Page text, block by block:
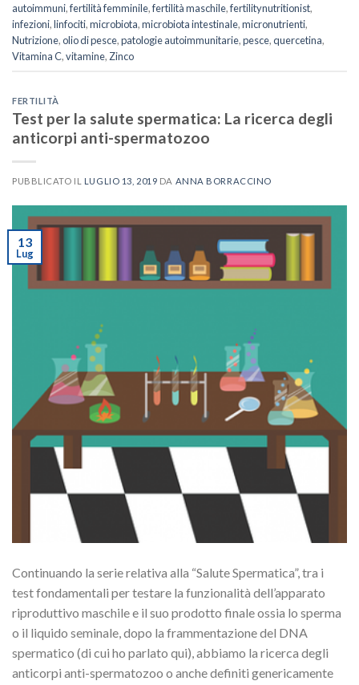
autoimmuni,fertilità femminile,fertilità maschile,fertilitynutritionist,
infezioni,linfociti,microbiota,microbiota intestinale,micronutrienti,
Nutrizione,olio di pesce,patologie autoimmunitarie,pesce,quercetina,
Vitamina C,vitamine, Zinco
FERTILITÀ
Test per la salute spermatica: La ricerca degli
anticorpi anti-spermatozoo
PUBBLICATO IL LUGLIO 13, 2019 DA ANNA BORRACCINO
13
Lug
Continuando la serie relativa alla “Salute Spermatica”, tra i
test fondamentali per testare la funzionalità dell’apparato
riproduttivo maschile e il suo prodotto finale ossia lo sperma
o il liquido seminale, dopo la frammentazione del DNA
spermatico (di cui ho parlato qui), abbiamo la ricerca degli
anticorpi anti-spermatozoo o anche definiti genericamente